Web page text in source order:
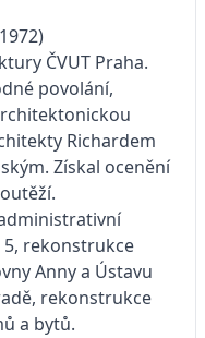
ČVUT Praha.
povolání,
Richardem
Získal ocenění
5, rekonstrukce
Anny a Ústavu
rekonstrukce
a bytů.